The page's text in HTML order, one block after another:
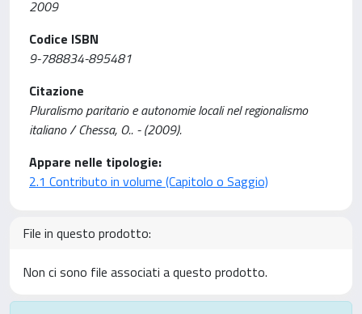
2009
Codice ISBN
9-788834-895481
Citazione
Pluralismo paritario e autonomie locali nel regionalismo
italiano / Chessa, O.. - (2009).
Appare nelle tipologie:
2.1 Contributo in volume (Capitolo o Saggio)
File in questo prodotto:
Non ci sono file associati a questo prodotto.